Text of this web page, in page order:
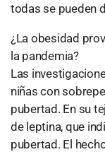
todas se pueden
¿La obesidad
la pandemia?
Las
niñas con
pubertad. En su
de leptina, que
pubertad. El